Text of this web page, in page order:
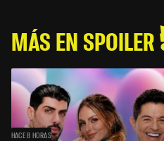
MÁS EN SPOILER
HACE 8 HORAS